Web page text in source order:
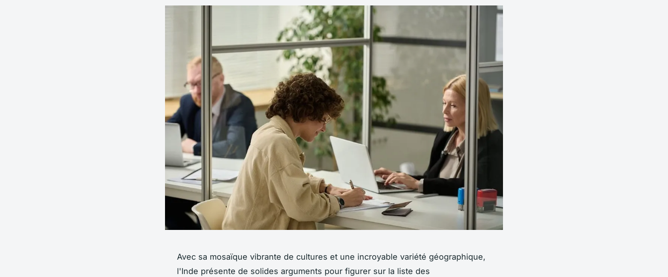
Avec sa mosaïque vibrante de cultures et une incroyable variété géographique,
l'Inde présente de solides arguments pour figurer sur la liste des